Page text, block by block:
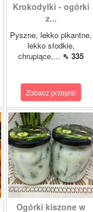
Krokodylki - ogórki
z...
Pyszne, lekko pikantne,
lekko słodkie,
chrupiące,... ⇖ 335
Zobacz przepis!
Ogórki kiszone w